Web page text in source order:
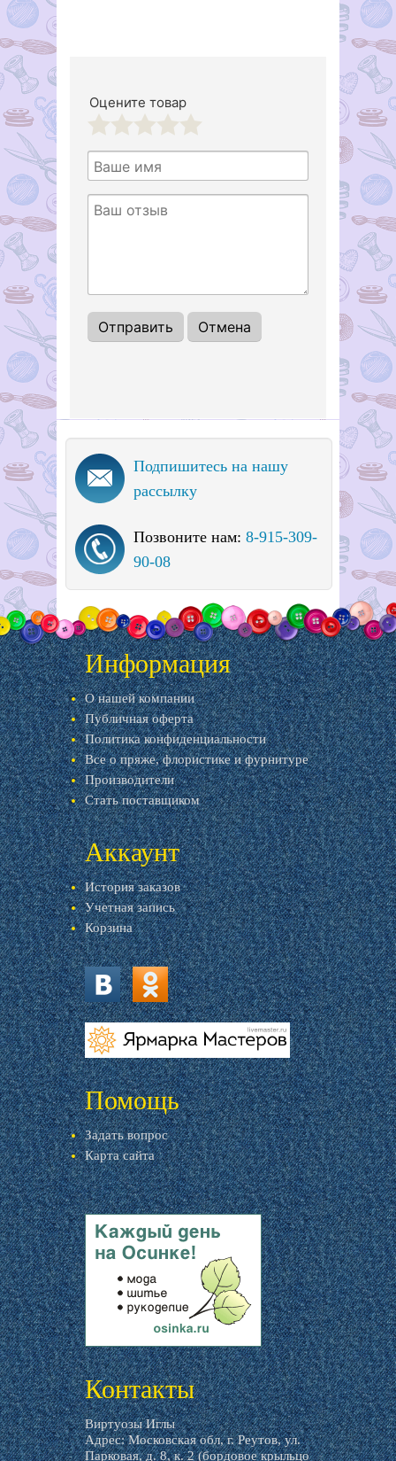
Оцените товар
Подпишитесь на нашу
рассылку
Позвоните нам: 8-915-309-
90-08
Информация
О нашей компании
Публичная оферта
Политика конфиденциальности
Все о пряже, флористике и фурнитуре
Производители
Стать поставщиком
Аккаунт
История заказов
Учетная запись
Корзина
vk.com ok.ru
livemaster.ru
Помощь
Задать вопрос
Карта сайта
livemaster.ru
Контакты
Виртуозы Иглы
Адрес: Московская обл, г. Реутов, ул.
Парковая, д. 8, к. 2 (бордовое крыльцо